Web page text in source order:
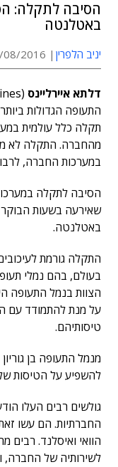
הסיבה לתקלה:
באטלנטה
יניב הלפרין 2016 12:37
דלתא איירליינס
התעופה הגדולות
תקלה כלל עולמית
מהחברה. התקלה לא
במערכות החברה,
הסיבה לתקלה
שאירעה בשעות
באטלנטה.
התקלה גורמת
בעולם, בהם נמלי
הצוות בנמל התעופה
על מנת להתמודד עם
טיסותיהם.
מנמל התעופה בן
להשפיע על הטיסות
גולשים רבים העלו
החברתיות. הם עשו
הוואי ואיסלנד. רבים
לשירותיה של החברה,